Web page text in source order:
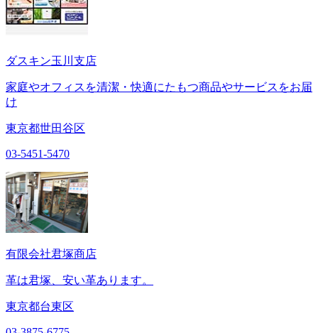
ダスキン玉川支店
家庭やオフィスを清潔・快適にたもつ商品やサービスをお届
け
東京都世田谷区
03-5451-5470
有限会社君塚商店
革は君塚、安い革あります。
東京都台東区